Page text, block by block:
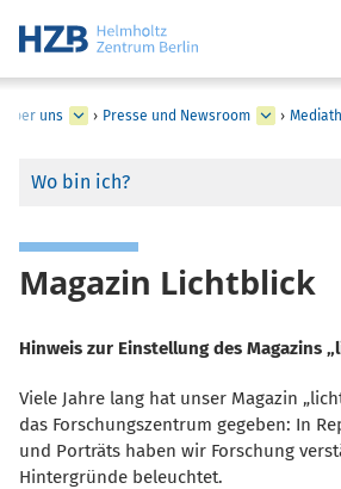
Über uns › Presse und Newsroom ›
Wo bin ich?
Magazin Lichtblick
Hinweis zur Einstellung des Magazins
Viele Jahre lang hat unser Magazin
das Forschungszentrum gegeben: In
und Porträts haben wir Forschung
Hintergründe beleuchtet.